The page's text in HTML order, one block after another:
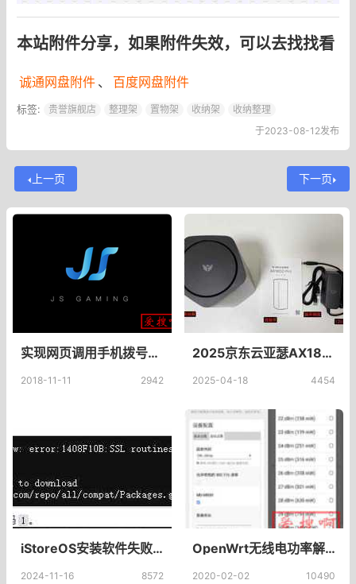
本站附件分享，如果附件失效，可以去找找看
诚通网盘附件 、 百度网盘附件
标签: 贵誉旗舰店 整理架 置物架 收纳架
收纳整理
于2023-08-12发布
上一页 下一页
实现网页调用手机拨号代码，JS调用手机拨号发送短信代码
2018-11-11 2942
2025京东云亚瑟AX1800 Pro固件：满血NSS全加速｜免硬改跑满千兆+预装科学插件｜OpenWrt最强方案
2025-04-18 4454
iStoreOS安装软件失败opkg update命令失败,代码1问题
2024-11-16 8572
OpenWrt无线电功率解除20dBm（100mW）限制，OpenWrt无线功率20dBm修改方法
2020-02-02 10490